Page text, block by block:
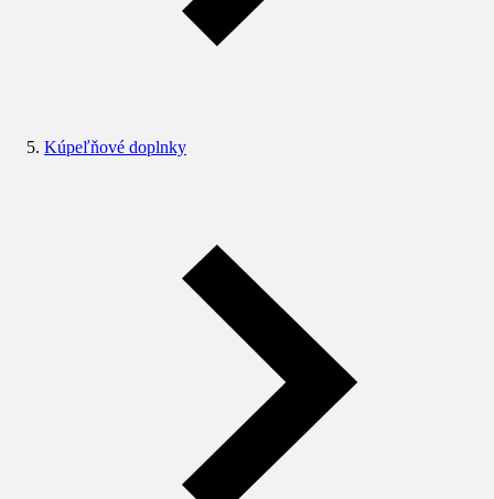
Kúpeľňové doplnky